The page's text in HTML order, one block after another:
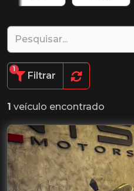
Filtrar
1
1 veículo encontrado